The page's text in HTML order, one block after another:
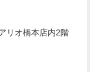
リオ橋本店内2階